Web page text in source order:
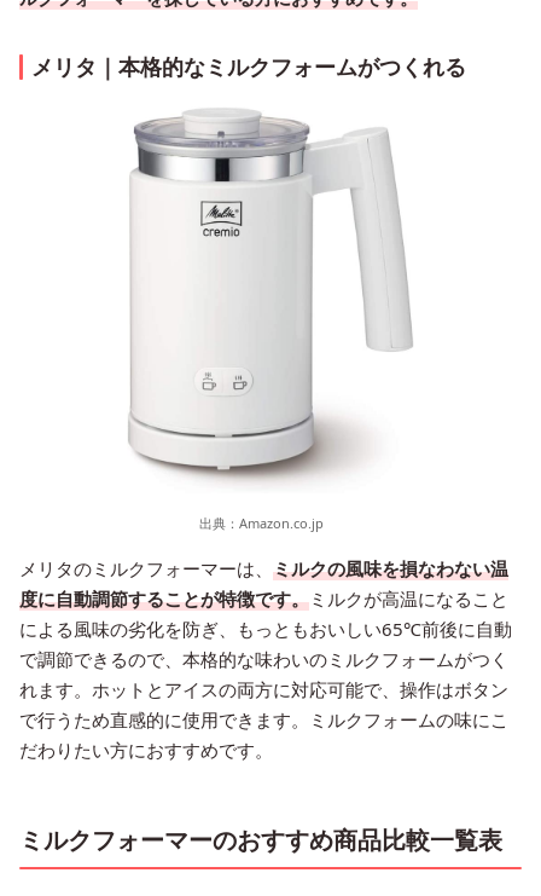
メリタ｜本格的なミルクフォームがつくれる
出典： Amazon.co.jp
メリタのミルクフォーマーは、 ミルクの風味を損なわない温
度に自動調節することが特徴です。ミルクが高温になること
による風味の劣化を防ぎ、もっともおいしい65℃前後に自動
で調節できるので、本格的な味わいのミルクフォームがつく
れます。ホットとアイスの両方に対応可能で、操作はボタン
で行うため直感的に使用できます。ミルクフォームの味にこ
だわりたい方におすすめです。
ミルクフォーマーのおすすめ商品比較一覧表